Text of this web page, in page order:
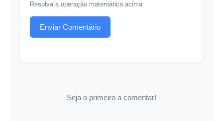
Resolva a operação matemática acima
Enviar Comentário
Seja o primeiro a comentar!